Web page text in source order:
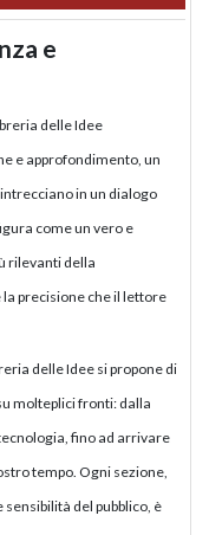
e
delle Idee
e approfondimento, un
in un dialogo
come un vero e
rilevanti della
precisione che il lettore
delle Idee si propone di
molteplici fronti: dalla
fino ad arrivare
tempo. Ogni sezione,
del pubblico, è